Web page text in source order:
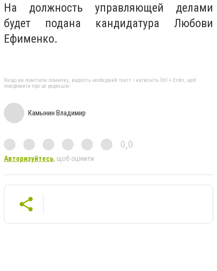
На должность управляющей делами
будет подана кандидатура Любови
Ефименко.
Якщо ви помітили помилку, виділіть необхідний текст і натисніть Ctrl + Enter, щоб
повідомити про це редакцію
Камынин Владимир
0,0
Авторизуйтесь, щоб оцінити